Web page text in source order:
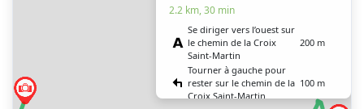
2.2 km, 30 min
Se diriger vers l’ouest sur
le chemin de la Croix
Saint-Martin
200 m
Tourner à gauche pour
rester sur le chemin de la
Croix Saint-Martin
100 m